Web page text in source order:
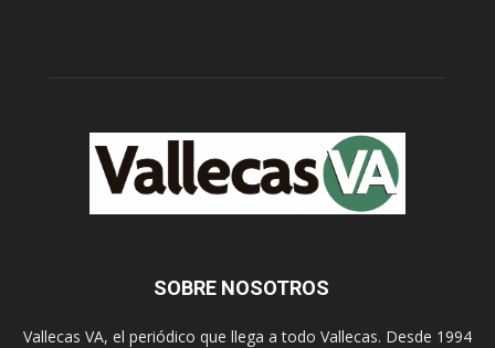
SOBRE NOSOTROS
Vallecas VA, el periódico que llega a todo Vallecas. Desde 1994